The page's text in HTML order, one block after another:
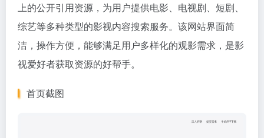
上的公开引用资源，为用户提供电影、电视剧、短剧、
综艺等多种类型的影视内容搜索服务。该网站界面简
洁，操作方便，能够满足用户多样化的观影需求，是影
视爱好者获取资源的好帮手。
首页截图